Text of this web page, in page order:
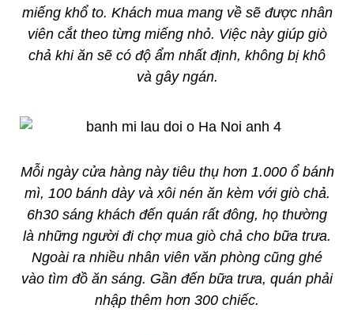
miếng khổ to. Khách mua mang về sẽ được nhân
viên cắt theo từng miếng nhỏ. Việc này giúp giò
chả khi ăn sẽ có độ ẩm nhất định, không bị khô
và gây ngán.
Mỗi ngày cửa hàng này tiêu thụ hơn 1.000 ổ bánh
mì, 100 bánh dày và xôi nén ăn kèm với giò chả.
6h30 sáng khách đến quán rất đông, họ thường
là những người đi chợ mua giò chả cho bữa trưa.
Ngoài ra nhiều nhân viên văn phòng cũng ghé
vào tìm đồ ăn sáng. Gần đến bữa trưa, quán phải
nhập thêm hơn 300 chiếc.